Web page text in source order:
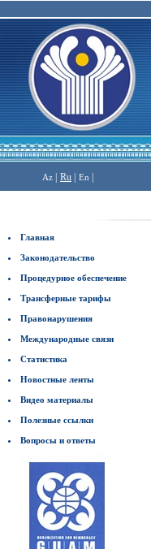
Az | Ru | En |
Главная
Законодательство
Процедурное обеспечение
Трансферные тарифы
Правонарушения
Международные связи
Статистика
Новостные ленты
Видео материалы
Полезные ссылки
Вопросы и ответы